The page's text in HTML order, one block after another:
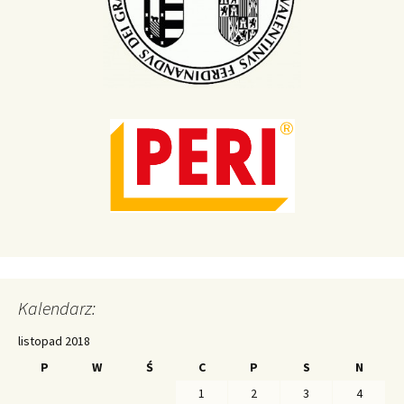
Kalendarz:
listopad 2018
P
W Ś C P S
N
1
2 3
4